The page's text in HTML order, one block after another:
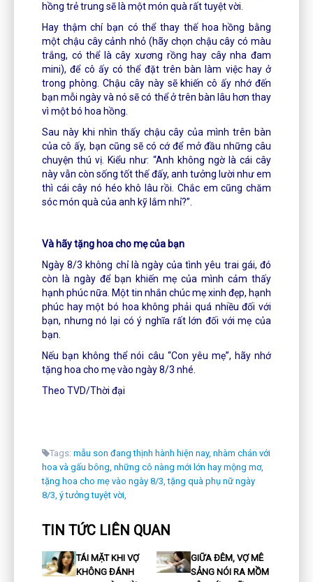
hồng trẻ trung sẽ là một món quà rất tuyệt vời.
Hay thậm chí bạn có thể thay thế hoa hồng bằng
một chậu cây cảnh nhỏ (hãy chọn chậu cây có màu
trắng, có thể là cây xương rồng hay cây nha đam
mini), để cô ấy có thể đặt trên bàn làm việc hay ở
trong phòng. Chậu cây này sẽ khiến cô ấy nhớ đến
bạn mỗi ngày và nó sẽ có thể ở trên bàn lâu hơn thay
vì một bó hoa hồng.
Sau này khi nhìn thấy chậu cây của mình trên bàn
của cô ấy, bạn cũng sẽ có cớ để mở đầu những câu
chuyện thú vị. Kiểu như: “Anh không ngờ là cái cây
này vẫn còn sống tốt thế đấy, anh tưởng lười như em
thì cái cây nó héo khô lâu rồi. Chắc em cũng chăm
sóc món quà của anh kỹ lắm nhỉ?”.
Và hãy tặng hoa cho mẹ của bạn
Ngày 8/3 không chỉ là ngày của tình yêu trai gái, đó
còn là ngày để bạn khiến mẹ của mình cảm thấy
hạnh phúc nữa. Một tin nhắn chúc mẹ xinh đẹp, hạnh
phúc hay một bó hoa không phải quá nhiều đối với
bạn, nhưng nó lại có ý nghĩa rất lớn đối với mẹ của
bạn.
Nếu bạn không thể nói câu “Con yêu mẹ”, hãy nhớ
tặng hoa cho mẹ vào ngày 8/3 nhé.
Theo TVD/Thời đại
Tags: mẫu son đang thịnh hành hiện nay, nhàm chán với
hoa và gấu bông, những cô nàng mới lớn hay mộng mơ,
tặng hoa cho mẹ vào ngày 8/3, tặng quà phụ nữ ngày
8/3, ý tưởng tuyệt vời,
TIN TỨC LIÊN QUAN
TÁI MẶT KHI VỢ
KHÔNG ĐÁNH
GIỮA ĐÊM, VỢ MÊ
SẢNG NÓI RA MỒM